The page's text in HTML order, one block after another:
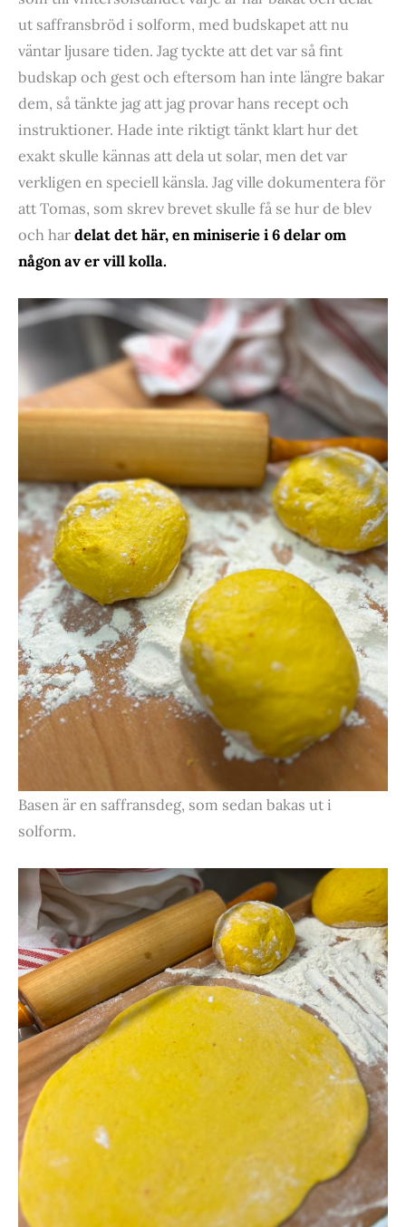
ut saffransbröd i solform, med budskapet att nu
väntar ljusare tiden. Jag tyckte att det var så fint
budskap och gest och eftersom han inte längre bakar
dem, så tänkte jag att jag provar hans recept och
instruktioner. Hade inte riktigt tänkt klart hur det
exakt skulle kännas att dela ut solar, men det var
verkligen en speciell känsla. Jag ville dokumentera för
att Tomas, som skrev brevet skulle få se hur de blev
och hardelat det här, en miniserie i 6 delar om
någon av er vill kolla.
Basen är en saffransdeg, som sedan bakas ut i
solform.